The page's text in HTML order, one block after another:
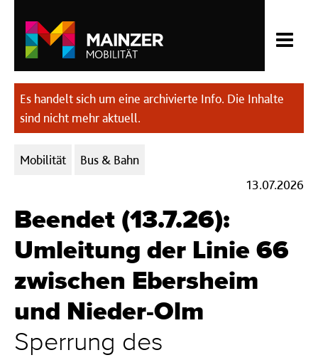
Es handelt sich um eine archivierte Info. Die Inhalte
sind nicht mehr aktuell.
Kategorien:
Mobilität
Bus & Bahn
13.07.2026
Beendet (13.7.26):
Umleitung der Linie 66
zwischen Ebersheim
und Nieder-Olm
Sperrung des